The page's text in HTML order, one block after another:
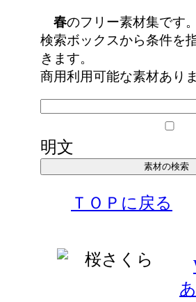
春のフリー素材集です。
検索ボックスから条件を
きます。
商用利用可能な素材ありま
明文
ＴＯＰに戻る